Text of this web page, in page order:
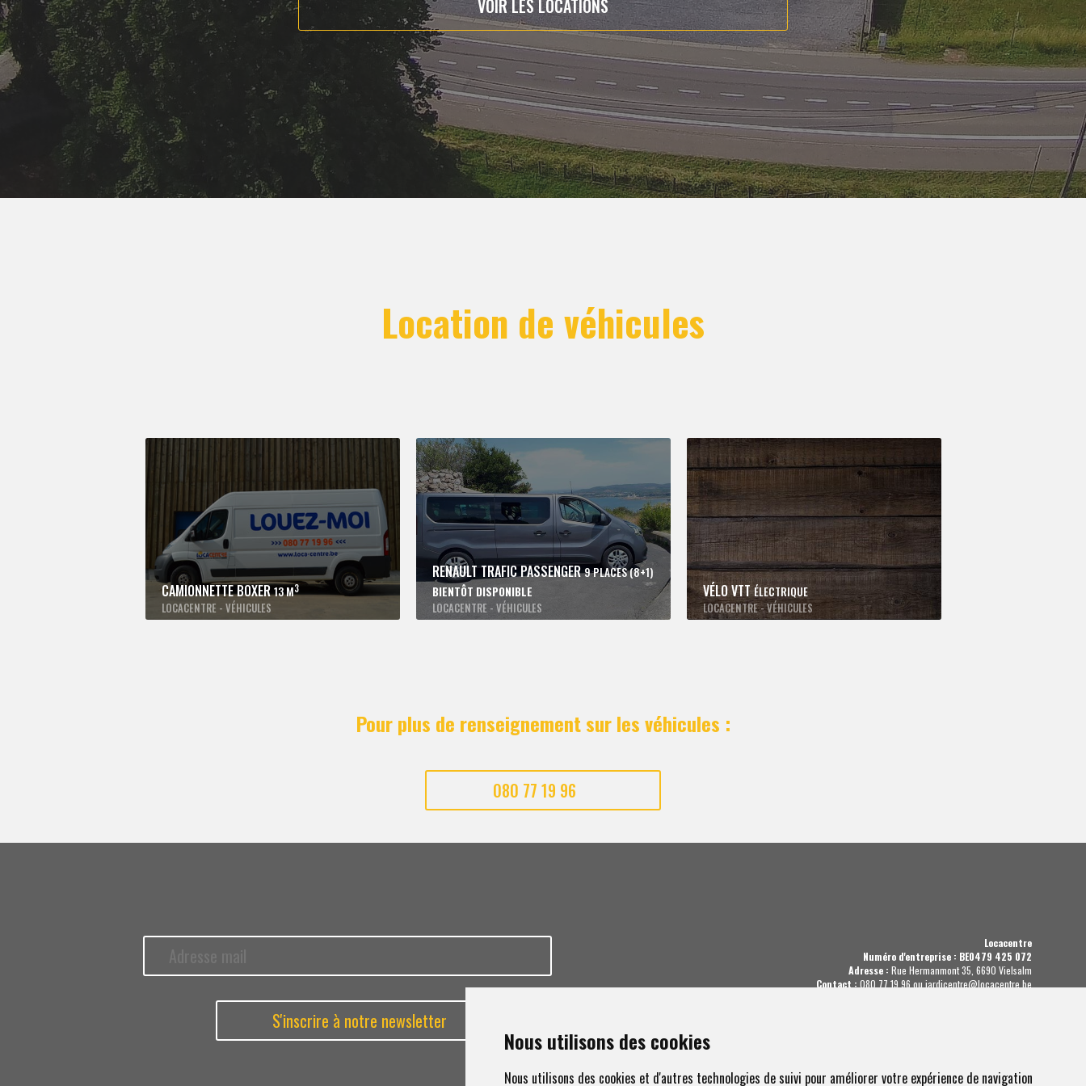
Nous utilisons des cookies
Nous utilisons des cookies et d'autres technologies de suivi pour améliorer votre expérience de navigation
VOIR LES LOCATIONS
Location de véhicules
CAMIONNETTE BOXER13 M3
LOCACENTRE - VÉHICULES
RENAULT TRAFIC PASSENGER9 PLACES (8+1)
BIENTÔT DISPONIBLE
LOCACENTRE - VÉHICULES
VÉLO VTTÉLECTRIQUE
LOCACENTRE - VÉHICULES
Pour plus de renseignement sur les véhicules :
080 77 19 96
Locacentre
Numéro d'entreprise : BE0479 425 072
Adresse : Rue Hermanmont 35, 6690 Vielsalm
Contact : 080 77 19 96 ou jardicentre@locacentre.be